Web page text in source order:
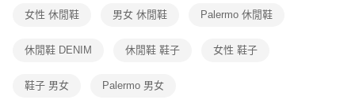
１．透過由恩沛科技股份有限公司提供之「AFTEE先享後付」服務完成之交
權轉讓予恩沛科技股份有限公司。
３．未成年的使用者請事先徵得法定代理人或監護人之同意方可使用
女性 休閒鞋 男女 休閒鞋 Palermo 休閒鞋
休閒鞋 DENIM 休閒鞋 鞋子 女性 鞋子
鞋子 男女 Palermo 男女